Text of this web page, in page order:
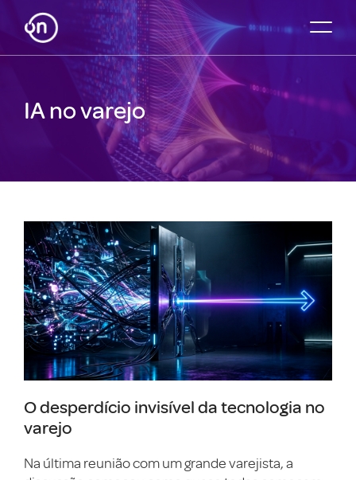
IA no varejo
O desperdício invisível da tecnologia no
varejo
Na última reunião com um grande varejista, a